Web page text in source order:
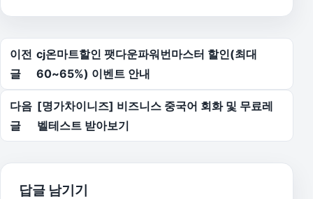
글 탐색
이전
글
cj온마트할인 팻다운파워번마스터 할인(최대
60~65%) 이벤트 안내
다음
글
[명가차이니즈] 비즈니스 중국어 회화 및 무료레
벨테스트 받아보기
답글 남기기